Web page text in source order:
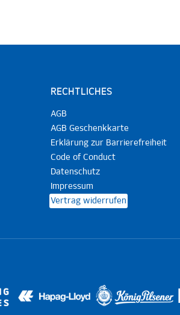
RECHTLICHES
AGB
AGB Geschenkkarte
Erklärung zur Barrierefreiheit
Code of Conduct
Datenschutz
Impressum
Vertrag widerrufen